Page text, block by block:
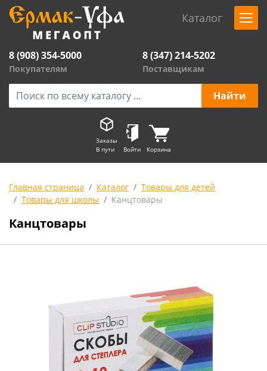
Каталог
8 (908) 354-5000
Покупателям
8 (347) 214-5202
Поставщикам
Заказы
В пути
Войти Корзина
Главная страница Каталог
Товары для детей
Товары для школы
Канцтовары
Канцтовары